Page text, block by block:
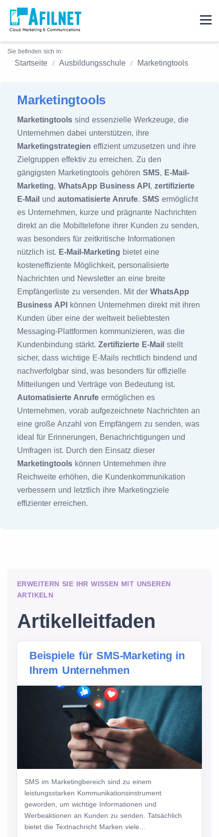
Sie befinden sich in:
Startseite Ausbildungsschule Marketingtools
Marketingtools
Marketingtools sind essenzielle Werkzeuge, die
Unternehmen dabei unterstützen, ihre
Marketingstrategien effizient umzusetzen und ihre
Zielgruppen effektiv zu erreichen. Zu den
gängigsten Marketingtools gehören SMS, E-Mail-
Marketing, WhatsApp Business API , zertifizierte
E-Mail und automatisierte Anrufe. SMS ermöglicht
es Unternehmen, kurze und prägnante Nachrichten
direkt an die Mobiltelefone ihrer Kunden zu senden,
was besonders für zeitkritische Informationen
nützlich ist. E-Mail-Marketing bietet eine
kosteneffiziente Möglichkeit, personalisierte
Nachrichten und Newsletter an eine breite
Empfängerliste zu versenden. Mit der WhatsApp
Business API
können Unternehmen direkt mit ihren
Kunden über eine der weltweit beliebtesten
Messaging-Plattformen kommunizieren, was die
Kundenbindung stärkt. Zertifizierte E-Mail stellt
sicher, dass wichtige E-Mails rechtlich bindend und
nachverfolgbar sind, was besonders für offizielle
Mitteilungen und Verträge von Bedeutung ist.
Automatisierte Anrufe ermöglichen es
Unternehmen, vorab aufgezeichnete Nachrichten an
eine große Anzahl von Empfängern zu senden, was
ideal für Erinnerungen, Benachrichtigungen und
Umfragen ist. Durch den Einsatz dieser
Marketingtools können Unternehmen ihre
Reichweite erhöhen, die Kundenkommunikation
verbessern und letztlich ihre Marketingziele
effizienter erreichen.
ERWEITERN SIE IHR WISSEN MIT UNSEREN
ARTIKELN
Artikelleitfaden
Beispiele für SMS-Marketing in
Ihrem Unternehmen
SMS im Marketingbereich sind zu einem
leistungsstarken Kommunikationsinstrument
geworden, um wichtige Informationen und
Werbeaktionen an Kunden zu senden. Tatsächlich
bietet die Textnachricht Marken viele...